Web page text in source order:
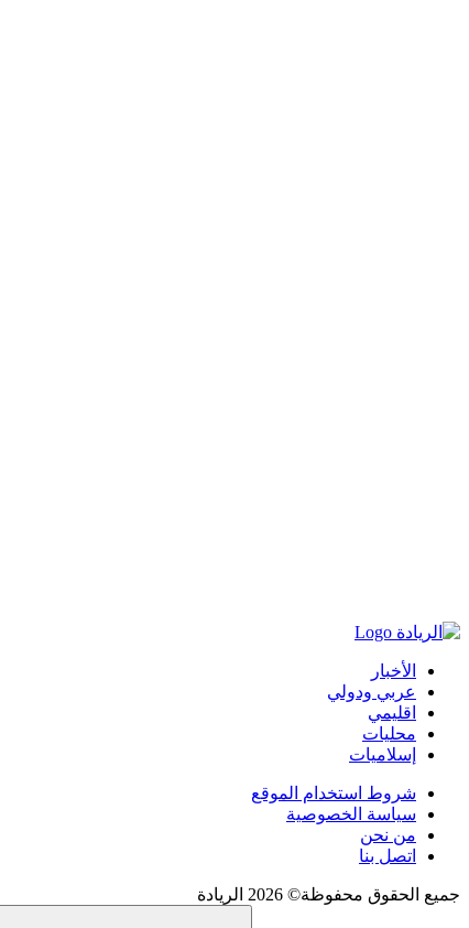
الأخبار
عربي ودولي
اقليمي
محليات
إسلاميات
شروط استخدام الموقع
سياسة الخصوصية
من نحن
اتصل بنا
جميع الحقوق محفوظة© 2026 الريادة